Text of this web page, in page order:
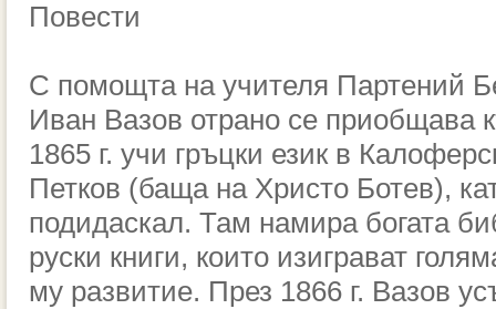
Повести
С помощта на учителя Партений
Иван Вазов отрано се приобщава
1865 г. учи гръцки език в
Петков (баща на Христо Ботев),
подидаскал. Там намира богата
руски книги, които изиграват
му развитие. През 1866 г. Вазов